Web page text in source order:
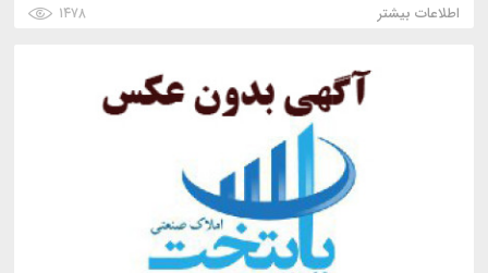
اطلاعات بیشتر
۱۴۷۸